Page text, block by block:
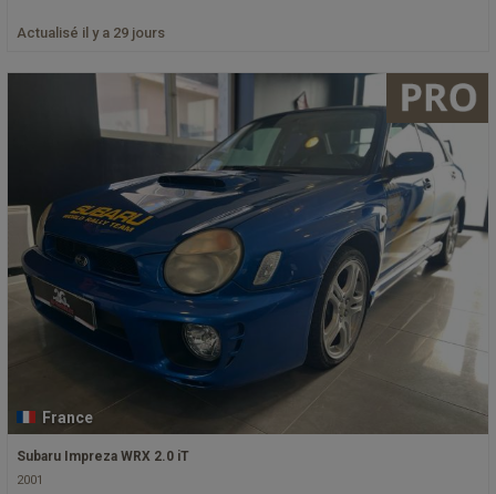
Actualisé il y a 29 jours
France
Subaru Impreza WRX 2.0 iT
2001